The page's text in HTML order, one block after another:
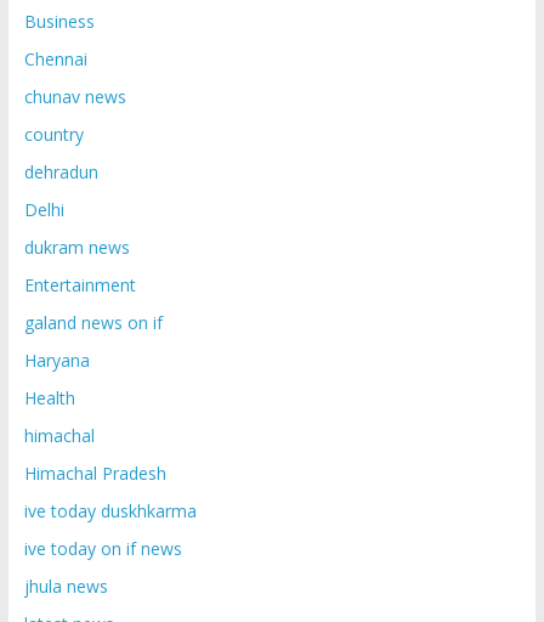
Business
Chennai
chunav news
country
dehradun
Delhi
dukram news
Entertainment
galand news on if
Haryana
Health
himachal
Himachal Pradesh
ive today duskhkarma
ive today on if news
jhula news